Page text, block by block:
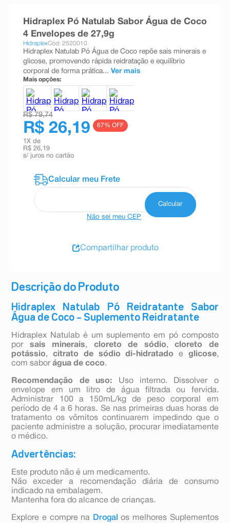
Descrição do Produto
Hidraplex Natulab Pó Reidratante Sabor
Água de Coco – Suplemento Reidratante
Hidraplex Natulab é um suplemento em pó composto
por sais minerais, cloreto de sódio,cloreto de
potássio, citrato de sódio di-hidratado e glicose,
com saborágua de coco.
Recomendação de uso: Uso interno. Dissolver o
envelope em um litro de água filtrada ou fervida.
Administrar 100 a 150mL/kg de peso corporal em
período de 4 a 6 horas. Se nas primeiras duas horas de
tratamento os vômitos continuarem impedindo que o
paciente administre a solução, procurar imediatamente
o médico.
Advertências:
Este produto não é um medicamento.
Não exceder a recomendação diária de consumo
indicado na embalagem.
Mantenha fora do alcance de crianças.
Explore e compre na Drogal
os melhores Suplementos
Hidraplex Pó Natulab Sabor Água de Coco
4 Envelopes de 27,9g
HidraplexCód: 2520010
Hidraplex Natulab Pó Água de Coco repõe sais minerais e
glicose, promovendo rápida reidratação e equilíbrio
corporal de forma prática... Ver mais
Mais opções:
R$ 79,74
R$ 26,19 67% OFF
1 X de
R$ 26,19
s/ juros no cartão
Não sei meu CEP
Compartilhar produto
absorvente
10ºshampoo